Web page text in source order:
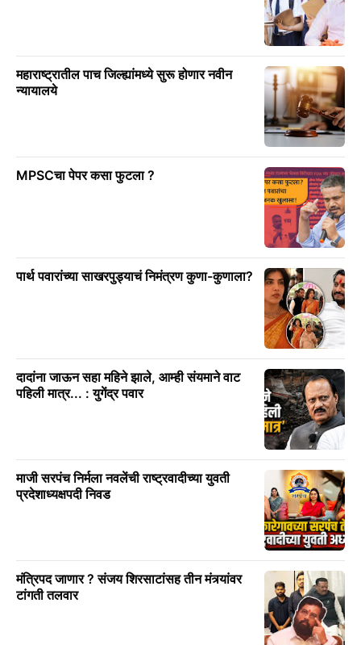
महाराष्ट्रातील पाच जिल्ह्यांमध्ये सुरू होणार नवीन
न्यायालये
MPSCचा पेपर कसा फुटला ?
पार्थ पवारांच्या साखरपुड्याचं निमंत्रण कुणा-कुणाला?
दादांना जाऊन सहा महिने झाले, आम्ही संयमाने वाट
पहिली मात्र... : युगेंद्र पवार
माजी सरपंच निर्मला नवलेंची राष्ट्रवादीच्या युवती
प्रदेशाध्यक्षपदी निवड
मंत्रिपद जाणार ? संजय शिरसाटांसह तीन मंत्र्यांवर
टांगती तलवार